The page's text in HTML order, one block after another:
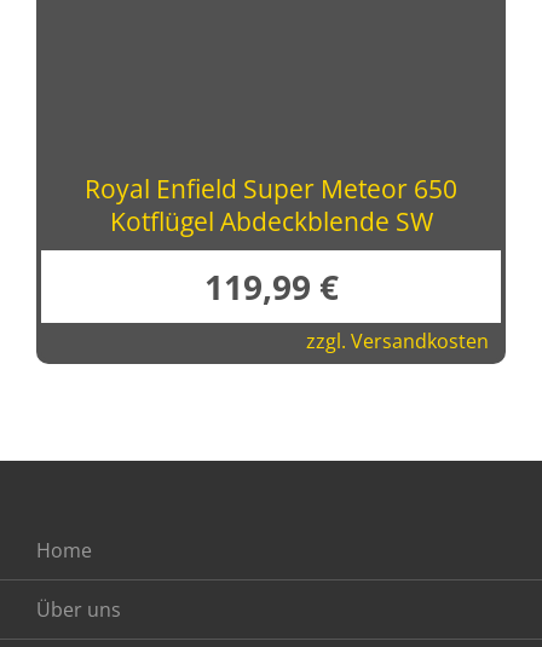
Royal Enfield Super Meteor 650
Kotflügel Abdeckblende SW
119,99 €
zzgl. Versandkosten
Home
Über uns